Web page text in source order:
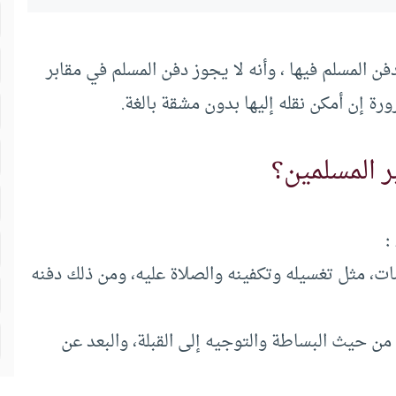
المسلم فيها ، وأنه لا يجوز دفن المسلم في مقابر
إن أمكن نقله إليها بدون مشقة بالغة.
المسلمين؟
:
مثل تغسيله وتكفينه والصلاة عليه، ومن ذلك دفنه
من حيث البساطة والتوجيه إلى القبلة، والبعد عن